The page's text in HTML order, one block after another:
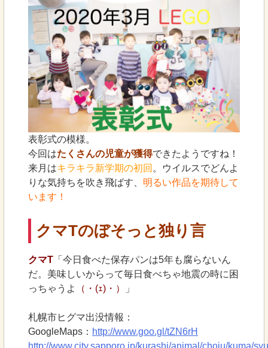
表彰式の模様。
今回はたくさんの児童が獲得できたようですね！
来月はキラキラ新学期の初回 。ウイルスでどんよ
りな気持ちを吹き飛ばす、 明るい作品を期待して
います！
クマTのぼそっと独り言
クマT 「今日食べた保存パンは5年も腐らないん
だ。美味しいからって毎日食べちゃ地震の時に困
っちゃうよ
（・(ｪ)・） 」
札幌市ヒグマ出没情報：
GoogleMaps： http://www.goo.gl/tZN6rH